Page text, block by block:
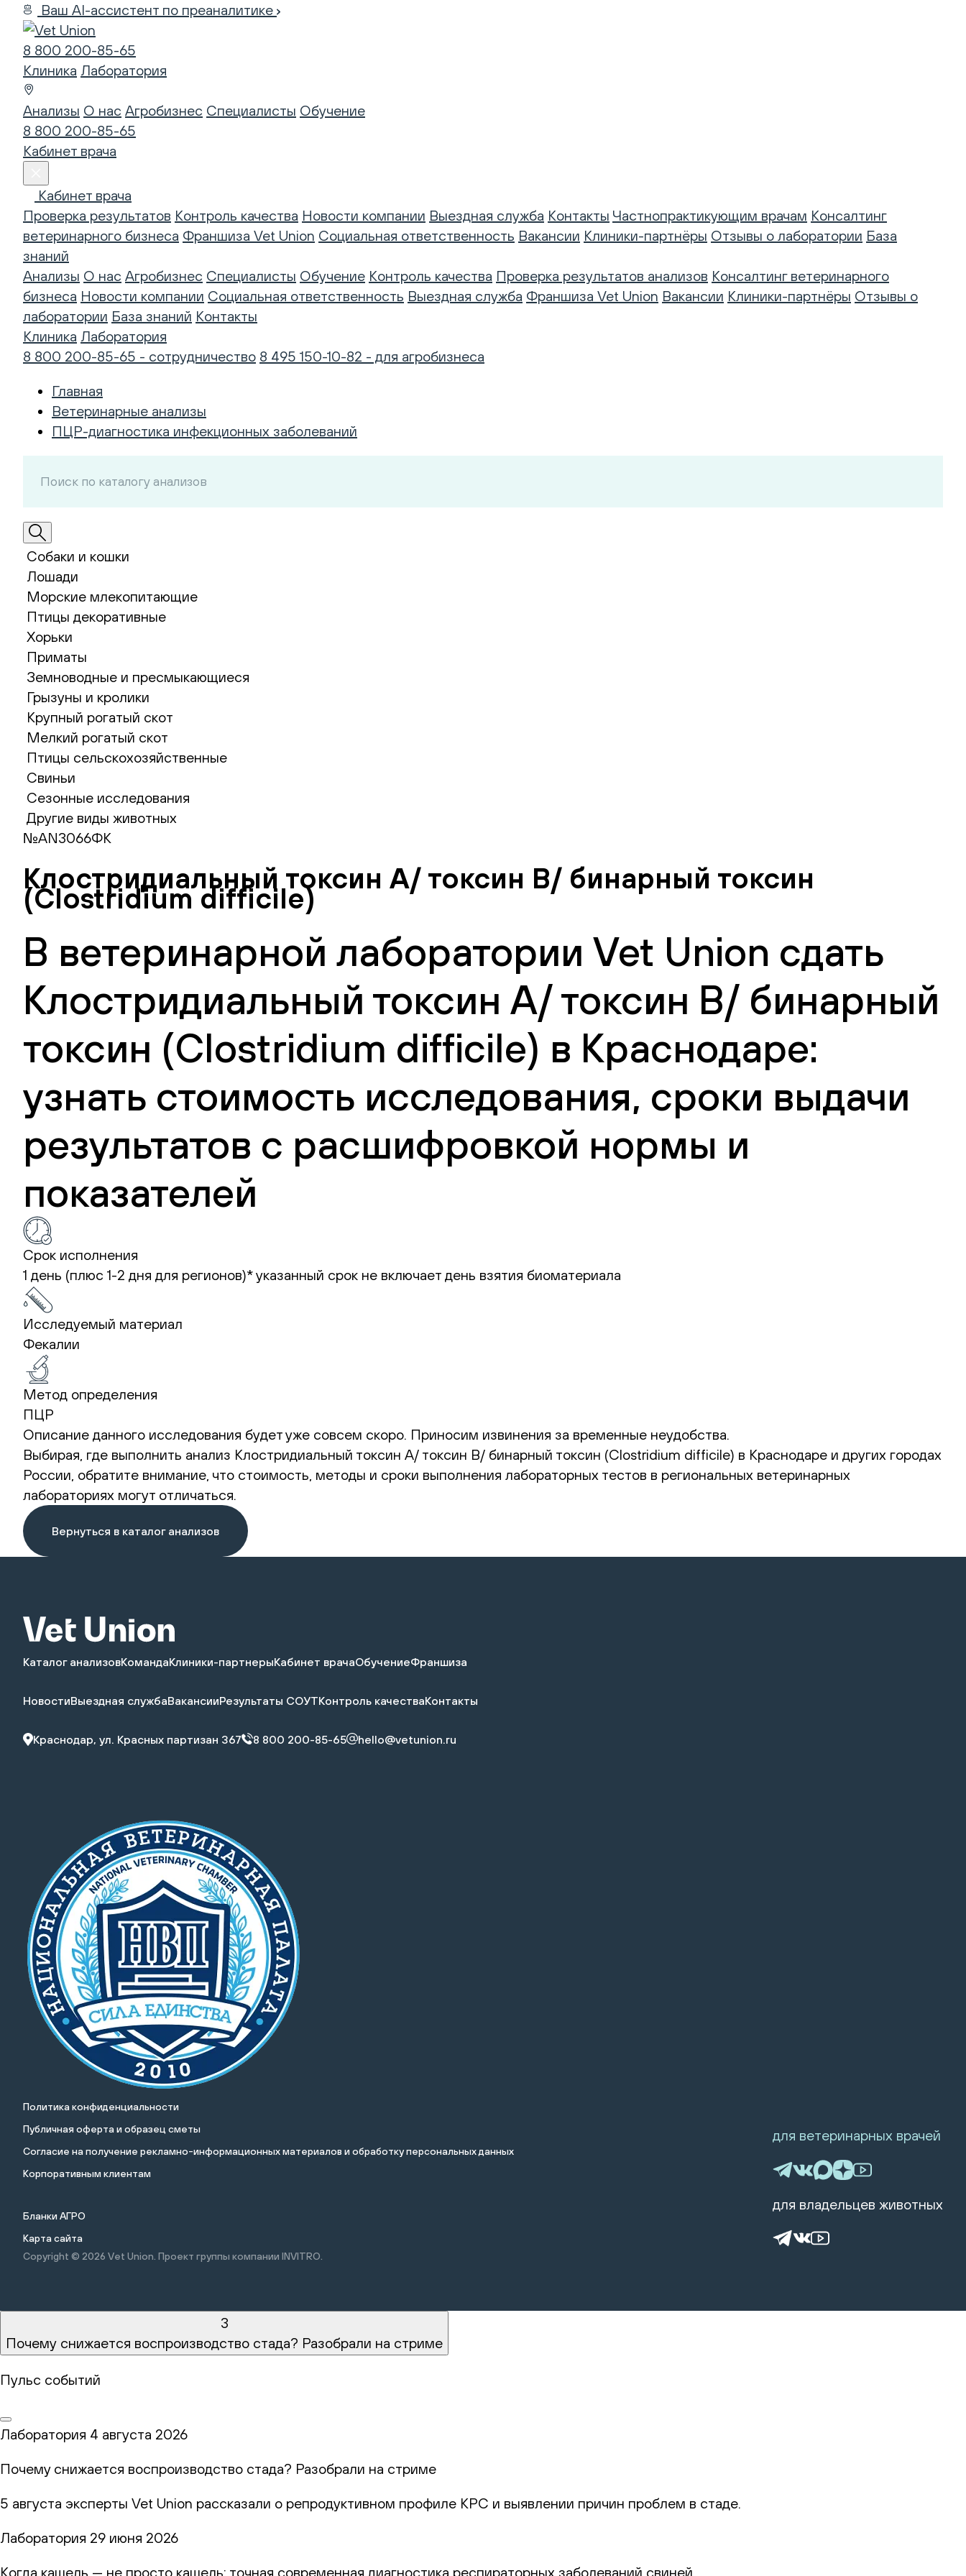
Ваш AI-ассистент по преаналитике
8 800 200-85-65
Клиника Лаборатория
Анализы О нас Агробизнес Специалисты Обучение
8 800 200-85-65
Кабинет врача
Кабинет врача
Проверка результатов Контроль качества Новости компании Выездная служба Контакты Частнопрактикующим врачам Консалтинг
ветеринарного бизнеса Франшиза Vet Union Социальная ответственность Вакансии Клиники-партнёры Отзывы о лаборатории База
знаний
Анализы О нас Агробизнес Специалисты Обучение Контроль качества Проверка результатов анализов Консалтинг ветеринарного
бизнеса Новости компании Социальная ответственность Выездная служба Франшиза Vet Union Вакансии Клиники-партнёры Отзывы о
лаборатории База знаний Контакты
Клиника Лаборатория
8 800 200-85-65 - сотрудничество 8 495 150-10-82 - для агробизнеса
Главная
Ветеринарные анализы
ПЦР-диагностика инфекционных заболеваний
Собаки и кошки
Лошади
Морские млекопитающие
Птицы декоративные
Хорьки
Приматы
Земноводные и пресмыкающиеся
Грызуны и кролики
Крупный рогатый скот
Мелкий рогатый скот
Птицы сельскохозяйственные
Свиньи
Сезонные исследования
Другие виды животных
№AN3066ФК
Клостридиальный токсин А/ токсин В/ бинарный токсин
(Clostridium difficile)
В ветеринарной лаборатории Vet Union сдать
Клостридиальный токсин А/ токсин В/ бинарный
токсин (Clostridium difficile) в Краснодаре:
узнать стоимость исследования, сроки выдачи
результатов с расшифровкой нормы и
показателей
Срок исполнения
1 день (плюс 1-2 дня для регионов)*указанный срок не включает день взятия биоматериала
Исследуемый материал
Фекалии
Метод определения
ПЦР
Описание данного исследования будет уже совсем скоро. Приносим извинения за временные неудобства.
Выбирая, где выполнить анализ Клостридиальный токсин А/ токсин В/ бинарный токсин (Clostridium difficile) в Краснодаре и других городах
России, обратите внимание, что стоимость, методы и сроки выполнения лабораторных тестов в региональных ветеринарных
лабораториях могут отличаться.
Вернуться в каталог анализов
Каталог анализовКомандаКлиники-партнерыКабинет врачаОбучениеФраншиза
НовостиВыездная службаВакансииРезультаты СОУТКонтроль качестваКонтакты
Краснодар, ул. Красных партизан 367 8 800 200-85-65 hello@vetunion.ru
Политика конфиденциальности
Публичная оферта и образец сметы
Cогласие на получение рекламно-информационных материалов и обработку персональных данных
Корпоративным клиентам
Бланки АГРО
Карта сайта
Copyright © 2026 Vet Union. Проект группы компании INVITRO.
для ветеринарных врачей
для владельцев животных
3
Почему снижается воспроизводство стада? Разобрали на стриме
Пульс событий
Лаборатория 4 августа 2026
Почему снижается воспроизводство стада? Разобрали на стриме
5 августа эксперты Vet Union рассказали о репродуктивном профиле КРС и выявлении причин проблем в стаде.
Лаборатория 29 июня 2026
Когда кашель — не просто кашель: точная современная диагностика респираторных заболеваний свиней